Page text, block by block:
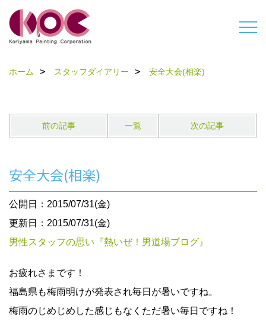
ホーム スタッフダイアリー 安全大会(相楽)
前の記事 一覧 次の記事
安全大会(相楽)
公開日：2015/07/31(金)
更新日：2015/07/31(金)
男性スタッフの思い『熱いぜ！男道場ブログ』
お疲れさまです！
福島県も梅雨明けが発表され毎日が暑いですね。
梅雨のじめじめした感じもなくただ暑い毎日ですね！